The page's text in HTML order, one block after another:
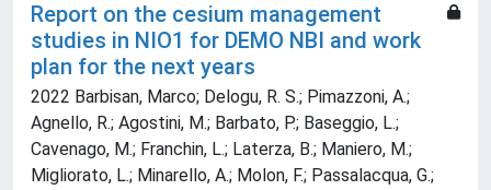
Report on the cesium management
studies in NIO1 for DEMO NBI and work
plan for the next years
2022 Barbisan, Marco; Delogu, R. S.; Pimazzoni, A.;
Agnello, R.; Agostini, M.; Barbato, P.; Baseggio, L.;
Cavenago, M.; Franchin, L.; Laterza, B.; Maniero, M.;
Migliorato, L.; Minarello, A.; Molon, F.; Passalacqua, G.;